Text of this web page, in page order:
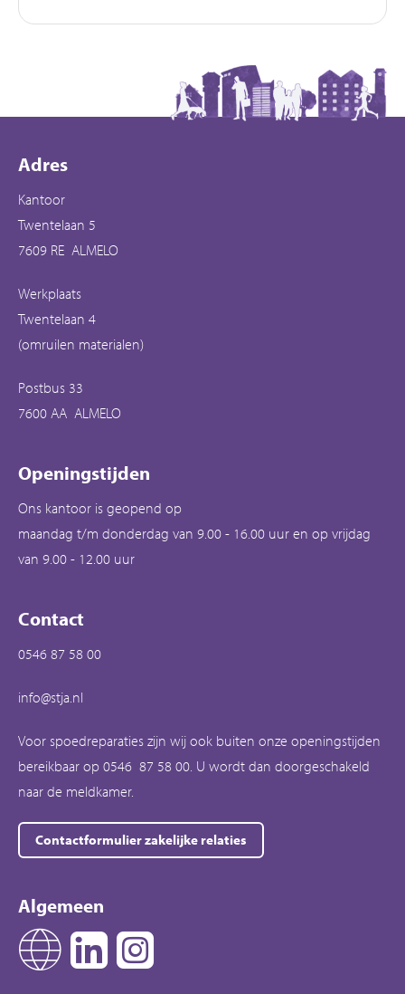
Contactinformatie
Adres
Kantoor
Twentelaan 5
7609 RE ALMELO
Werkplaats
Twentelaan 4
(omruilen materialen)
Postbus 33
7600 AA ALMELO
Openingstijden
Ons kantoor is geopend op
maandag t/m donderdag van 9.00 - 16.00 uur en op vrijdag
van 9.00 - 12.00 uur
Contact
0546 87 58 00
info@stja.nl
Voor spoedreparaties zijn wij ook buiten onze openingstijden
bereikbaar op 0546 87 58 00. U wordt dan doorgeschakeld
naar de meldkamer.
Contactformulier zakelijke relaties
Algemeen